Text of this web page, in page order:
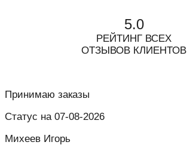
5.0
РЕЙТИНГ ВСЕХ
ОТЗЫВОВ КЛИЕНТОВ
Принимаю заказы
Статус на 07-08-2026
Михеев Игорь